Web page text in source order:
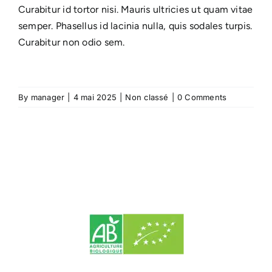
Curabitur id tortor nisi. Mauris ultricies ut quam vitae
semper. Phasellus id lacinia nulla, quis sodales turpis.
Curabitur non odio sem.
By manager 4 mai 2025 Non classé 0 Comments